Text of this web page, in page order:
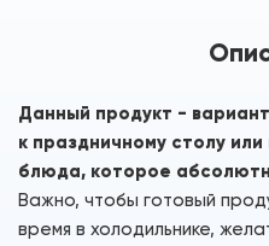
Данный продукт -
к праздничному столу
блюда, которое
Важно, чтобы готовый
время в холодильнике,